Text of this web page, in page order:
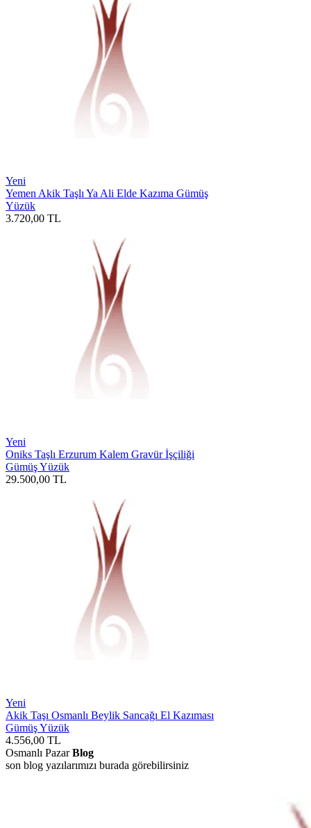
Yeni
Yemen Akik Taşlı Ya Ali Elde Kazıma Gümüş
Yüzük
3.720,00 TL
Yeni
Oniks Taşlı Erzurum Kalem Gravür İşçiliği
Gümüş Yüzük
29.500,00 TL
Yeni
Akik Taşı Osmanlı Beylik Sancağı El Kazıması
Gümüş Yüzük
4.556,00 TL
Osmanlı PazarBlog
son blog yazılarımızı burada görebilirsiniz